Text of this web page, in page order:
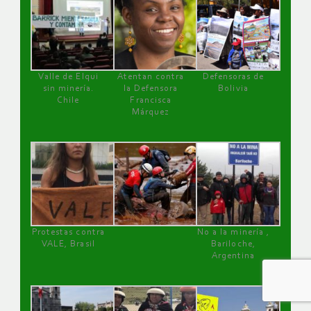
Valle de Elqui
sin minería.
Chile
Atentan contra
la Defensora
Francisca
Márquez
Defensoras de
Bolivia
Protestas contra
VALE, Brasil
No a la minería ,
Bariloche,
Argentina